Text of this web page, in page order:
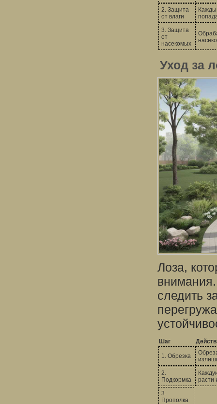
2. Защита
от влаги
3. Защита
от
насекомых
Уход за
Лоза,
следить
Шаг
1. Обрезка
2.
Подкормка
расти
3.
Прополка